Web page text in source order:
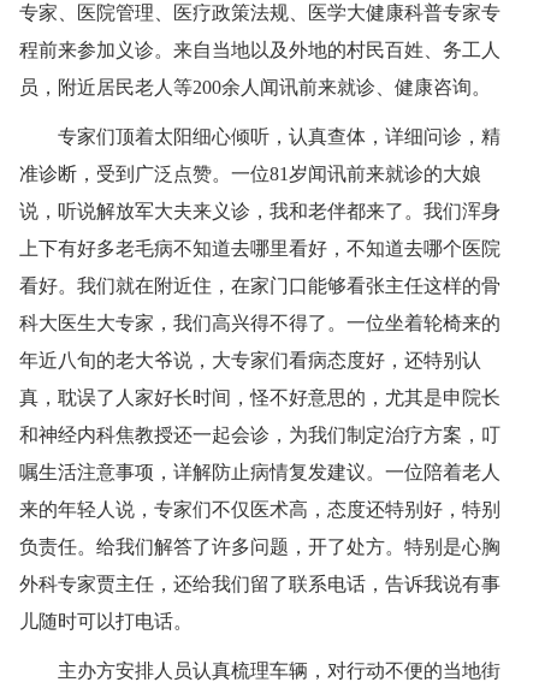
专家、医院管理、医疗政策法规、医学大健康科普专家专
程前来参加义诊。来自当地以及外地的村民百姓、务工人
员，附近居民老人等200余人闻讯前来就诊、健康咨询。
专家们顶着太阳细心倾听，认真查体，详细问诊，精
准诊断，受到广泛点赞。一位81岁闻讯前来就诊的大娘
说，听说解放军大夫来义诊，我和老伴都来了。我们浑身
上下有好多老毛病不知道去哪里看好，不知道去哪个医院
看好。我们就在附近住，在家门口能够看张主任这样的骨
科大医生大专家，我们高兴得不得了。一位坐着轮椅来的
年近八旬的老大爷说，大专家们看病态度好，还特别认
真，耽误了人家好长时间，怪不好意思的，尤其是申院长
和神经内科焦教授还一起会诊，为我们制定治疗方案，叮
嘱生活注意事项，详解防止病情复发建议。一位陪着老人
来的年轻人说，专家们不仅医术高，态度还特别好，特别
负责任。给我们解答了许多问题，开了处方。特别是心胸
外科专家贾主任，还给我们留了联系电话，告诉我说有事
儿随时可以打电话。
主办方安排人员认真梳理车辆，对行动不便的当地街